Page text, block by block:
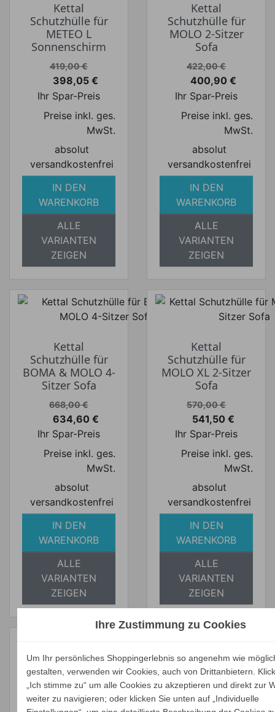
Kettal
Schutzhülle für
METEO L
Sonnenschirm
Verkaufspreis
419,00 €
Preis
398,05 €
Ihr Spar-Preis
Preise inkl. ges.
MwSt.
absolut
versandkostenfrei
IN DEN
WARENKORB
ALLE
VARIANTEN
ZEIGEN
Kettal
Schutzhülle für
MOLO 2-Sitzer
Sofa
Verkaufspreis
422,00 €
Preis
400,90 €
Ihr Spar-Preis
Preise inkl. ges.
MwSt.
absolut
versandkostenfrei
IN DEN
WARENKORB
ALLE
VARIANTEN
ZEIGEN
Kettal
Schutzhülle für
BOMA & MOLO 4-
Sitzer Sofa
Verkaufspreis
668,00 €
Preis
634,60 €
Ihr Spar-Preis
Preise inkl. ges.
MwSt.
absolut
versandkostenfrei
IN DEN
WARENKORB
ALLE
VARIANTEN
ZEIGEN
Kettal
Schutzhülle für
MOLO XL 2-Sitzer
Sofa
Verkaufspreis
570,00 €
Preis
541,50 €
Ihr Spar-Preis
Preise inkl. ges.
MwSt.
absolut
versandkostenfrei
IN DEN
WARENKORB
ALLE
VARIANTEN
ZEIGEN
Kettal
Schutzhülle für
Kettal
Ihre Zustimmung zu Cookies
Um Ihr persönliches Shoppingerlebnis so angenehm wie
gestalten, verwenden wir Cookies, auch von Drittanbietern.
„Ich stimme zu“ um alle Cookies zu akzeptieren und direkt zur
weiter zu navigieren; oder klicken Sie unten auf „Individuelle